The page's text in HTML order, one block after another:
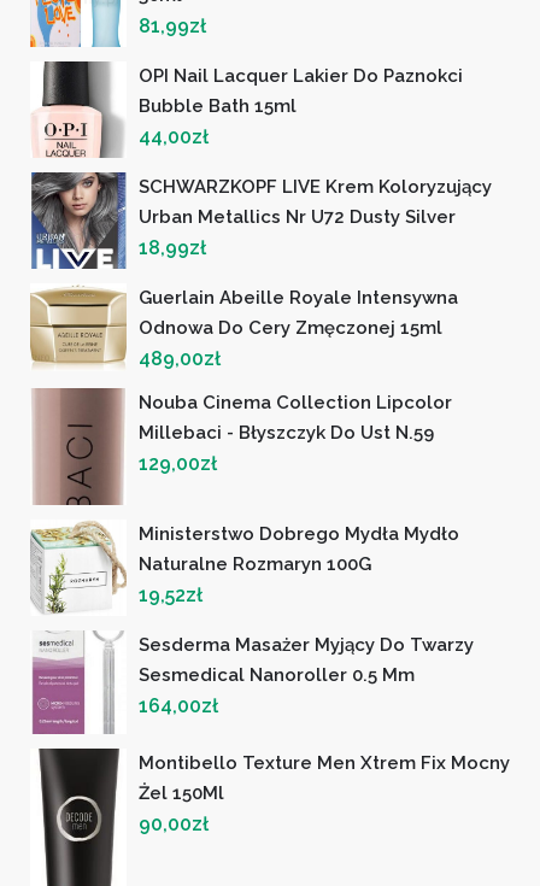
81,99zł
OPI Nail Lacquer Lakier Do Paznokci
Bubble Bath 15ml
44,00zł
SCHWARZKOPF LIVE Krem Koloryzujący
Urban Metallics Nr U72 Dusty Silver
18,99zł
Guerlain Abeille Royale Intensywna
Odnowa Do Cery Zmęczonej 15ml
489,00zł
Nouba Cinema Collection Lipcolor
Millebaci - Błyszczyk Do Ust N.59
129,00zł
Ministerstwo Dobrego Mydła Mydło
Naturalne Rozmaryn 100G
19,52zł
Sesderma Masażer Myjący Do Twarzy
Sesmedical Nanoroller 0.5 Mm
164,00zł
Montibello Texture Men Xtrem Fix Mocny
Żel 150Ml
90,00zł